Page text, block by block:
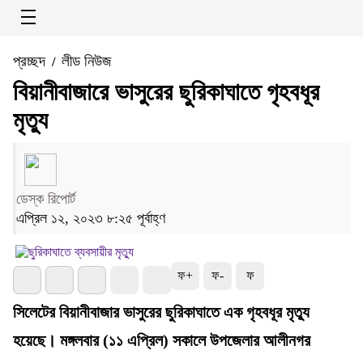
প্রচ্ছদ/ লীড নিউজ
বিয়ানীবাজারে ভাসুরের ছুরিকাঘাতে গৃহবধূর
মৃত্যু
ডেস্ক রিপোর্ট
এপ্রিল ১২, ২০২৩ ৮:২৫ পূর্বাহ্ণ
ফ+ ফ- ফ
সিলেটের বিয়ানীবাজার ভাসুরের ছুরিকাঘাতে এক গৃহবধূর মৃত্যু
হয়েছে। মঙ্গলবার (১১ এপ্রিল) সকালে উপজেলার আলীনগর